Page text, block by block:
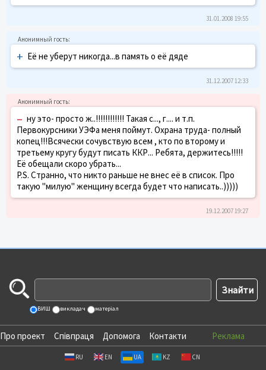
31.01.2008 19:55
+ Её не уберут никогда...в память о её дяде
31.12.2007 12:33
– ну это- просто ж..!!!!!!!!!!!! Такая с..., г.... и т.п.
Первокурсники УЭФа меня поймут. Охрана труда- полный
копец!!!Всячески сочувствую всем , кто по второму и
третьему кругу будут писать ККР... Ребята, держитесь!!!!!
Её обещали скоро убрать...
P.S. Странно, что никто раньше не внес её в список. Про
такую "милую" женщину всегда будет что написать..)))))
19.12.2007 19:27
ВИШ викладач матеріал
Про проект Співпраця Допомога Контакти Реклама
RU EN UA KZ CN